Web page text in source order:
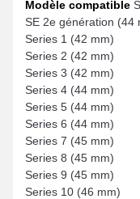
Modèle compatible
SE 2e génération (44
Series 1 (42 mm)
Series 2 (42 mm)
Series 3 (42 mm)
Series 4 (44 mm)
Series 5 (44 mm)
Series 6 (44 mm)
Series 7 (45 mm)
Series 8 (45 mm)
Series 9 (45 mm)
Series 10 (46 mm)